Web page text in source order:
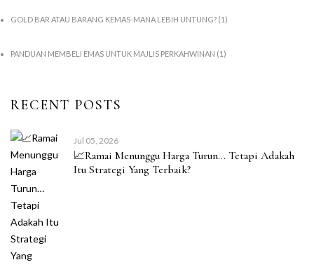
GOLD BAR ATAU BARANG KEMAS-MANA LEBIH UNTUNG? (1)
PANDUAN MEMBELI EMAS UNTUK MAJLIS PERKAHWINAN (1)
RECENT POSTS
Jul 05, 2026
📈Ramai Menunggu Harga Turun… Tetapi Adakah
Itu Strategi Yang Terbaik?